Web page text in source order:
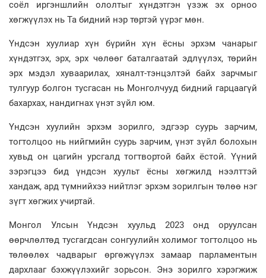
соёл иргэншлийн ололтыг хүндэтгэн үзэж эх орноо
хөгжүүлэх нь Та бидний нэр төртэй үүрэг мөн.
Үндсэн хуулиар хүн бүрийн хүн ёсны эрхэм чанарыг
хүндэтгэх, эрх, эрх чөлөөг баталгаатай эдлүүлэх, төрийн
эрх мэдэл хуваарилах, хяналт-тэнцэлтэй байх зарчмыг
тулгуур болгон тусгасан нь Монголчууд бидний гарцаагүй
бахархах, нандигнах үнэт зүйл юм.
Үндсэн хуулийн эрхэм зорилго, эдгээр суурь зарчим,
тогтолцоо нь нийгмийн суурь зарчим, үнэт зүйл болохын
хувьд он цагийн урсгалд тогтвортой байх ёстой. Үүний
зэрэгцээ бид үндсэн хуульт ёсны хөгжилд нээлттэй
хандаж, ард түмнийхээ нийтлэг эрхэм зорилгын төлөө нэг
зүгт хөгжих учиртай.
Монгол Улсын Үндсэн хуульд 2023 онд оруулсан
өөрчлөлтөд тусгагдсан сонгуулийн холимог тогтолцоо нь
төлөөлөх чадварыг өргөжүүлэх замаар парламентын
дархлааг бэхжүүлэхийг зорьсон. Энэ зорилго хэрэгжиж